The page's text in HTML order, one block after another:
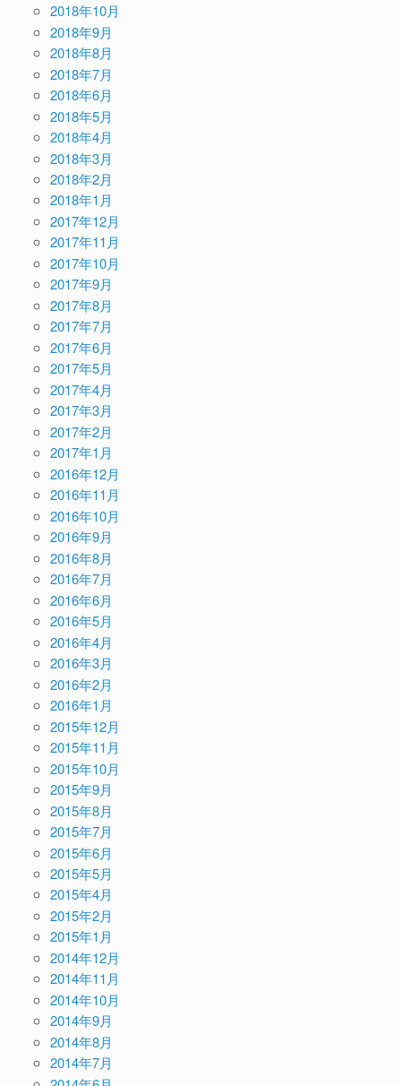
2018年10月
2018年9月
2018年8月
2018年7月
2018年6月
2018年5月
2018年4月
2018年3月
2018年2月
2018年1月
2017年12月
2017年11月
2017年10月
2017年9月
2017年8月
2017年7月
2017年6月
2017年5月
2017年4月
2017年3月
2017年2月
2017年1月
2016年12月
2016年11月
2016年10月
2016年9月
2016年8月
2016年7月
2016年6月
2016年5月
2016年4月
2016年3月
2016年2月
2016年1月
2015年12月
2015年11月
2015年10月
2015年9月
2015年8月
2015年7月
2015年6月
2015年5月
2015年4月
2015年2月
2015年1月
2014年12月
2014年11月
2014年10月
2014年9月
2014年8月
2014年7月